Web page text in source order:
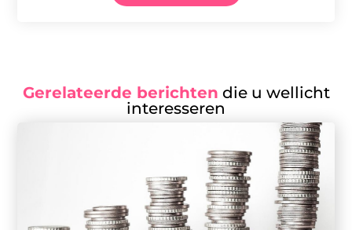
Gerelateerde berichten die u wellicht
interesseren